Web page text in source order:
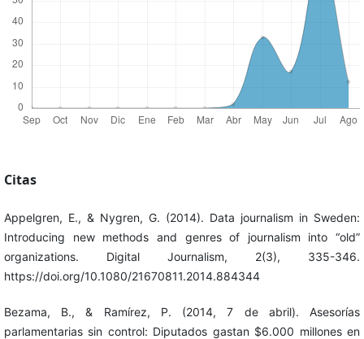
Citas
Appelgren, E., & Nygren, G. (2014). Data journalism in Sweden:
Introducing new methods and genres of journalism into “old”
organizations. Digital Journalism, 2(3), 335-346.
https://doi.org/10.1080/21670811.2014.884344
Bezama, B., & Ramírez, P. (2014, 7 de abril). Asesorías
parlamentarias sin control: Diputados gastan $6.000 millones en